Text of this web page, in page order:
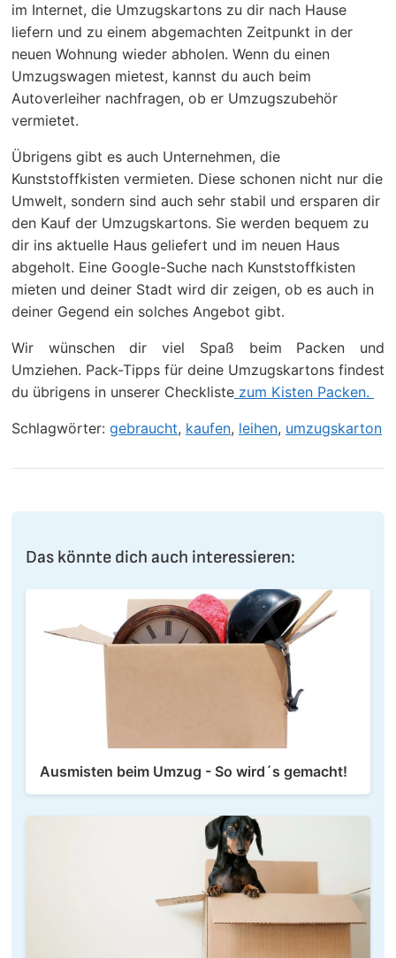
im Internet, die Umzugskartons zu dir nach Hause
liefern und zu einem abgemachten Zeitpunkt in der
neuen Wohnung wieder abholen. Wenn du einen
Umzugswagen mietest, kannst du auch beim
Autoverleiher nachfragen, ob er Umzugszubehör
vermietet.
Übrigens gibt es auch Unternehmen, die
Kunststoffkisten vermieten. Diese schonen nicht nur die
Umwelt, sondern sind auch sehr stabil und ersparen dir
den Kauf der Umzugskartons. Sie werden bequem zu
dir ins aktuelle Haus geliefert und im neuen Haus
abgeholt. Eine Google-Suche nach Kunststoffkisten
mieten und deiner Stadt wird dir zeigen, ob es auch in
deiner Gegend ein solches Angebot gibt.
Wir wünschen dir viel Spaß beim Packen und
Umziehen. Pack-Tipps für deine Umzugskartons findest
du übrigens in unserer Checkliste zum Kisten Packen.
Schlagwörter: gebraucht, kaufen, leihen, umzugskarton
Das könnte dich auch interessieren:
Ausmisten beim Umzug - So wird´s gemacht!